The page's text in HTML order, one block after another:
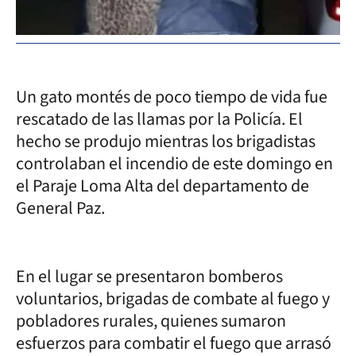
Un gato montés de poco tiempo de vida fue
rescatado de las llamas por la Policía. El
hecho se produjo mientras los brigadistas
controlaban el incendio de este domingo en
el Paraje Loma Alta del departamento de
General Paz.
En el lugar se presentaron bomberos
voluntarios, brigadas de combate al fuego y
pobladores rurales, quienes sumaron
esfuerzos para combatir el fuego que arrasó